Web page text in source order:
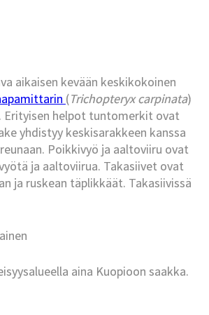
aikaisen kevään keskikokoinen
(Trichopteryx carpinata)
Erityisen helpot tuntomerkit ovat
yhdistyy keskisarakkeen kanssa
Poikkivyö ja aaltoviiru ovat
ja aaltoviirua. Takasiivet ovat
ja ruskean täplikkäät. Takasiivissä
aina Kuopioon saakka.